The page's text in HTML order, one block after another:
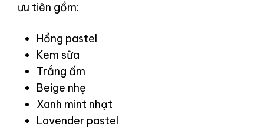
ưu tiên gồm:
Hồng pastel
Kem sữa
Trắng ấm
Beige nhẹ
Xanh mint nhạt
Lavender pastel